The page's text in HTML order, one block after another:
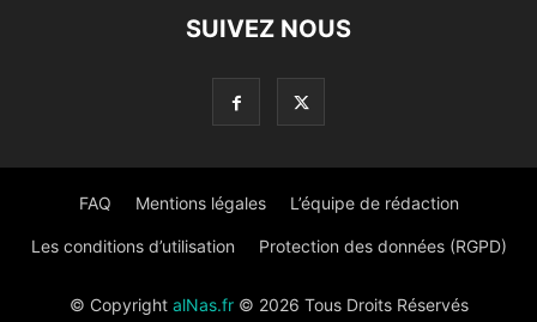
SUIVEZ NOUS
FAQ Mentions légales L’équipe de rédaction
Les conditions d’utilisation Protection des données (RGPD)
© Copyright alNas.fr© 2026 Tous Droits Réservés